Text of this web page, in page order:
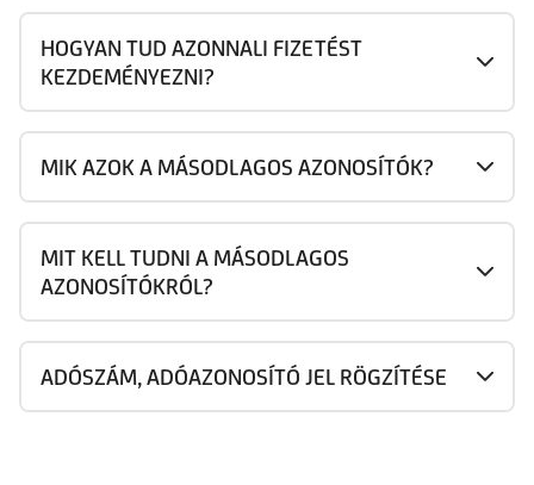
HOGYAN TUD AZONNALI FIZETÉST
KEZDEMÉNYEZNI?
MIK AZOK A MÁSODLAGOS AZONOSÍTÓK?
MIT KELL TUDNI A MÁSODLAGOS
AZONOSÍTÓKRÓL?
ADÓSZÁM, ADÓAZONOSÍTÓ JEL RÖGZÍTÉSE